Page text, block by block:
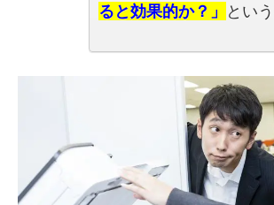
ると効果的か？」
とい